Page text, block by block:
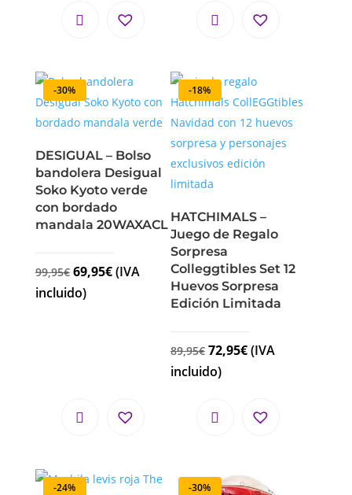
-30%
DESIGUAL – Bolso
bandolera Desigual
Soko Kyoto verde
con bordado
mandala 20WAXACL
99,95€ 69,95€(IVA
incluido)
-18%
HATCHIMALS –
Juego de Regalo
Sorpresa
Colleggtibles Set 12
Huevos Sorpresa
Edición Limitada
89,95€ 72,95€(IVA
incluido)
-24% -30%